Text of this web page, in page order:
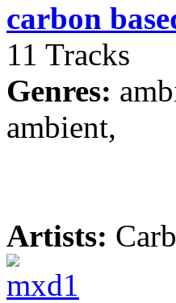
carbon
11 Tracks
Genres:
ambient,
Artists: